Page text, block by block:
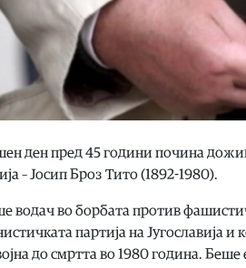
ден пред 45 години почина
– Јосип Броз Тито (1892-1980).
водач во борбата против
партија на Југославија
до смртта во 1980 година.